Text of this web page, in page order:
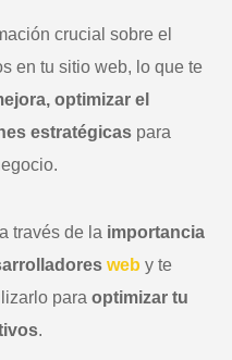
crucial sobre el
en tu sitio web, lo que te
optimizar el
estratégicas para
través de la importancia
web y te
para optimizar tu
.